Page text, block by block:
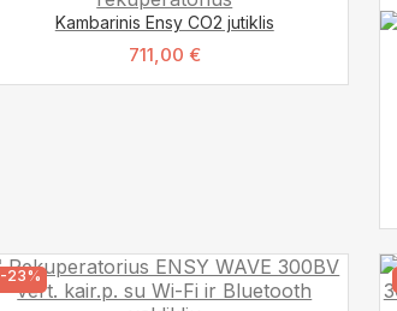
Kambarinis Ensy CO2 jutiklis
711,00 €
-23%